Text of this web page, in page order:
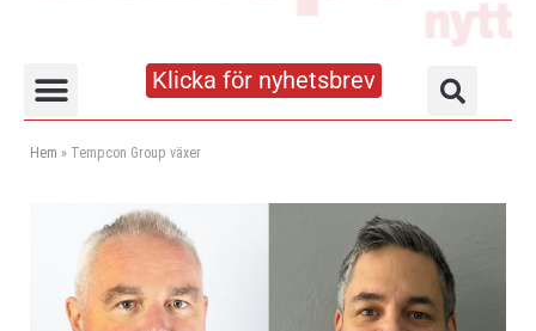
Klicka för nyhetsbrev
Hem » Tempcon Group växer